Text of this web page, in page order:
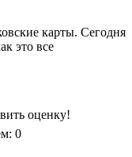
карты. Сегодня
это все
оценку!
0